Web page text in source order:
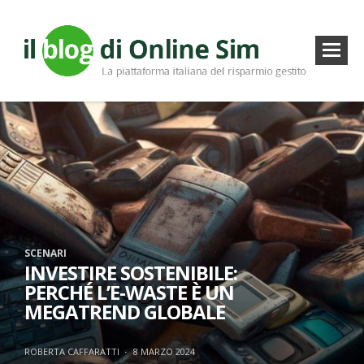
SCENARI
INVESTIRE SOSTENIBILE:
PERCHÉ L’E-WASTE È UN
MEGATREND GLOBALE
ROBERTA CAFFARATTI · 8 MARZO 2024